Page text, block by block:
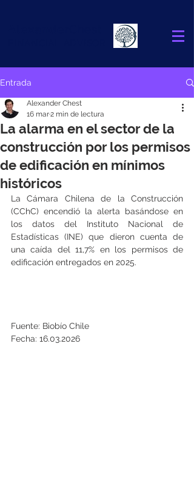
Entrada
La alarma en el sector de la
construcción por los permisos
de edificación en mínimos
históricos
Alexander Chest
16 mar2 min de lectura
La Cámara Chilena de la Construcción
(CChC) encendió la alerta basándose en
los datos del Instituto Nacional de
Estadísticas (INE) que dieron cuenta de
una caída del 11,7% en los permisos de
edificación entregados en 2025.
Fuente: Biobío Chile
Fecha: 16.03.2026